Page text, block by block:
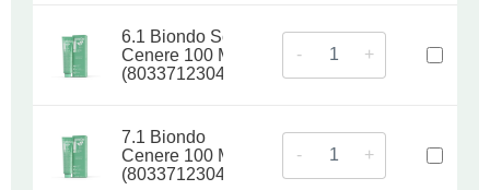
6.1 Biondo Scuro
Cenere 100 Ml
(8033712304755)
- +
7.1 Biondo
Cenere 100 Ml
(8033712304762)
- +